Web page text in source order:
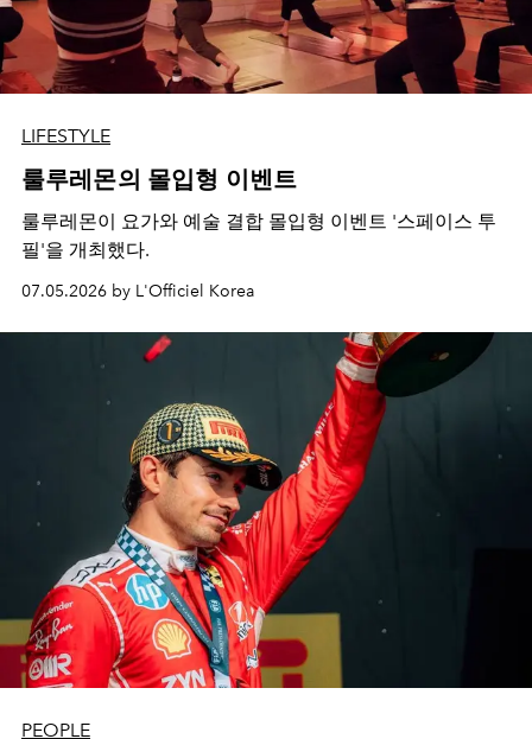
LIFESTYLE
룰루레몬의 몰입형 이벤트
룰루레몬이 요가와 예술 결합 몰입형 이벤트 '스페이스 투
필'을 개최했다.
07.05.2026 by L'Officiel Korea
PEOPLE